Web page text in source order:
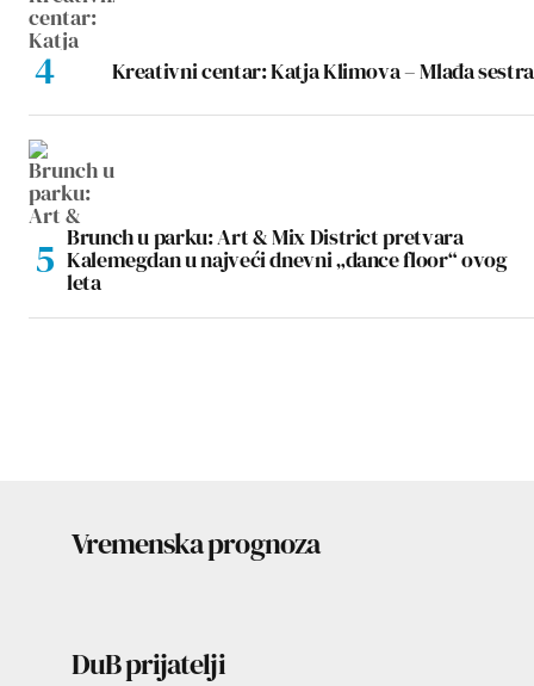
Kreativni centar: Katja Klimova – Mlađa sestra
Brunch u parku: Art & Mix District pretvara
Kalemegdan u najveći dnevni „dance floor“ ovog
leta
Vremenska prognoza
DuB prijatelji